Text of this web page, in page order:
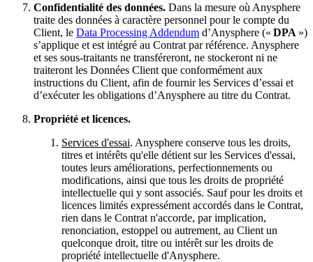
Confidentialité des données. Dans la mesure où Anysphere
traite des données à caractère personnel pour le compte du
Client, le Data Processing Addendum d’Anysphere (« DPA »)
s’applique et est intégré au Contrat par référence. Anysphere
et ses sous-traitants ne transféreront, ne stockeront ni ne
traiteront les Données Client que conformément aux
instructions du Client, afin de fournir les Services d’essai et
d’exécuter les obligations d’Anysphere au titre du Contrat.
Propriété et licences.
Services d'essai. Anysphere conserve tous les droits,
titres et intérêts qu'elle détient sur les Services d'essai,
toutes leurs améliorations, perfectionnements ou
modifications, ainsi que tous les droits de propriété
intellectuelle qui y sont associés. Sauf pour les droits et
licences limités expressément accordés dans le Contrat,
rien dans le Contrat n'accorde, par implication,
renonciation, estoppel ou autrement, au Client un
quelconque droit, titre ou intérêt sur les droits de
propriété intellectuelle d'Anysphere.